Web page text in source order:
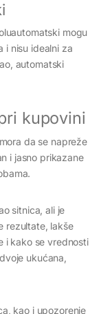
mogu
i nisu idealni za
automatski
kupovini
da se napreže
i jasno prikazane
sitnica, ali je
rezultate, lakše
i kako se vrednosti
ukućana,
kao i upozorenje